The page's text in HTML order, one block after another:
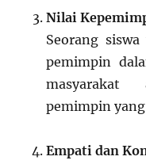
Nilai
Seorang
pemimpin
pemimpin
Empati dan